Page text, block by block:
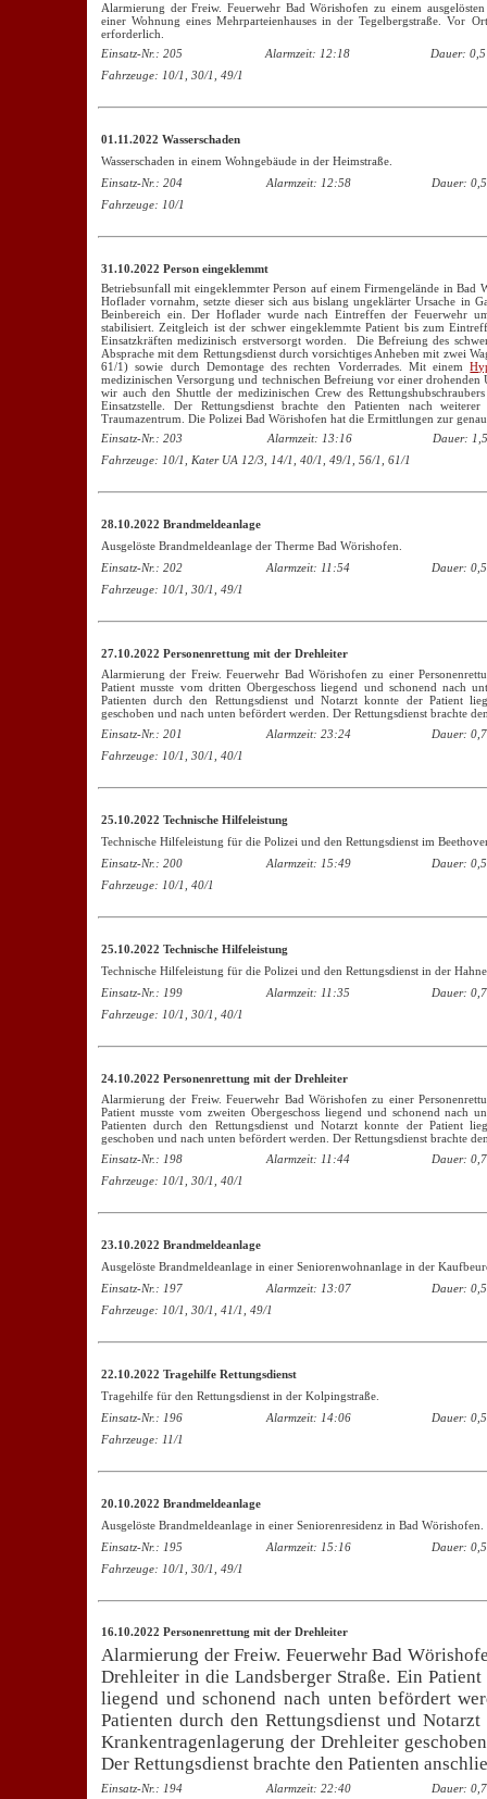
Alarmierung der Freiw. Feuerwehr Bad Wörishofen zu einem
einer Wohnung eines Mehrparteienhauses in der Tegelbergstraße. Vor
erforderlich.
Einsatz-Nr.: 205
Alarmzeit: 12:18
Dauer:
Fahrzeuge: 10/1, 30/1, 49/1
01.11.2022 Wasserschaden
Wasserschaden in einem Wohngebäude in der Heimstraße.
Einsatz-Nr.: 204
Alarmzeit: 12:58
Dauer:
Fahrzeuge: 10/1
31.10.2022 Person eingeklemmt
Betriebsunfall mit eingeklemmter Person auf einem Firmengelände in Bad
Hoflader vornahm, setzte dieser sich aus bislang ungeklärter Ursache in
Beinbereich ein. Der Hoflader wurde nach Eintreffen der Feuerwehr
stabilisiert. Zeitgleich ist der schwer eingeklemmte Patient bis zum
Einsatzkräften medizinisch erstversorgt worden. Die Befreiung des
Absprache mit dem Rettungsdienst durch vorsichtiges Anheben mit zwei
61/1) sowie durch Demontage des rechten Vorderrades. Mit einem
medizinischen Versorgung und technischen Befreiung vor einer
wir auch den Shuttle der medizinischen Crew des
Einsatzstelle. Der Rettungsdienst brachte den Patienten nach
Traumazentrum. Die Polizei Bad Wörishofen hat die Ermittlungen zur
Einsatz-Nr.: 203
Alarmzeit: 13:16
Dauer:
Fahrzeuge: 10/1, Kater UA 12/3, 14/1, 40/1, 49/1, 56/1, 61/1
28.10.2022 Brandmeldeanlage
Ausgelöste Brandmeldeanlage der Therme Bad Wörishofen.
Einsatz-Nr.: 202
Alarmzeit: 11:54
Dauer:
Fahrzeuge: 10/1, 30/1, 49/1
27.10.2022 Personenrettung mit der Drehleiter
Alarmierung der Freiw. Feuerwehr Bad Wörishofen zu einer
Patient musste vom dritten Obergeschoss liegend und schonend nach
Patienten durch den Rettungsdienst und Notarzt konnte der Patient
geschoben und nach unten befördert werden. Der Rettungsdienst brachte
Einsatz-Nr.: 201
Alarmzeit: 23:24
Dauer:
Fahrzeuge: 10/1, 30/1, 40/1
25.10.2022 Technische Hilfeleistung
Technische Hilfeleistung für die Polizei und den Rettungsdienst im
Einsatz-Nr.: 200
Alarmzeit: 15:49
Dauer:
Fahrzeuge: 10/1, 40/1
25.10.2022 Technische Hilfeleistung
Technische Hilfeleistung für die Polizei und den Rettungsdienst in der
Einsatz-Nr.: 199
Alarmzeit: 11:35
Dauer:
Fahrzeuge: 10/1, 30/1, 40/1
24.10.2022 Personenrettung mit der Drehleiter
Alarmierung der Freiw. Feuerwehr Bad Wörishofen zu einer
Patient musste vom zweiten Obergeschoss liegend und schonend nach
Patienten durch den Rettungsdienst und Notarzt konnte der Patient
geschoben und nach unten befördert werden. Der Rettungsdienst brachte
Einsatz-Nr.: 198
Alarmzeit: 11:44
Dauer:
Fahrzeuge: 10/1, 30/1, 40/1
23.10.2022 Brandmeldeanlage
Ausgelöste Brandmeldeanlage in einer Seniorenwohnanlage in der
Einsatz-Nr.: 197
Alarmzeit: 13:07
Dauer:
Fahrzeuge: 10/1, 30/1, 41/1, 49/1
22.10.2022 Tragehilfe Rettungsdienst
Tragehilfe für den Rettungsdienst in der Kolpingstraße.
Einsatz-Nr.: 196
Alarmzeit: 14:06
Dauer:
Fahrzeuge: 11/1
20.10.2022 Brandmeldeanlage
Ausgelöste Brandmeldeanlage in einer Seniorenresidenz in Bad Wörishofen.
Einsatz-Nr.: 195
Alarmzeit: 15:16
Dauer:
Fahrzeuge: 10/1, 30/1, 49/1
16.10.2022 Personenrettung mit der Drehleiter
Alarmierung der Freiw. Feuerwehr Bad
Drehleiter in die Landsberger Straße. Ein
liegend und schonend nach unten befördert
Patienten durch den Rettungsdienst und
Krankentragenlagerung der Drehleiter
Der Rettungsdienst brachte den Patienten
Einsatz-Nr.: 194 Alarmzeit: 22:40
Dauer: